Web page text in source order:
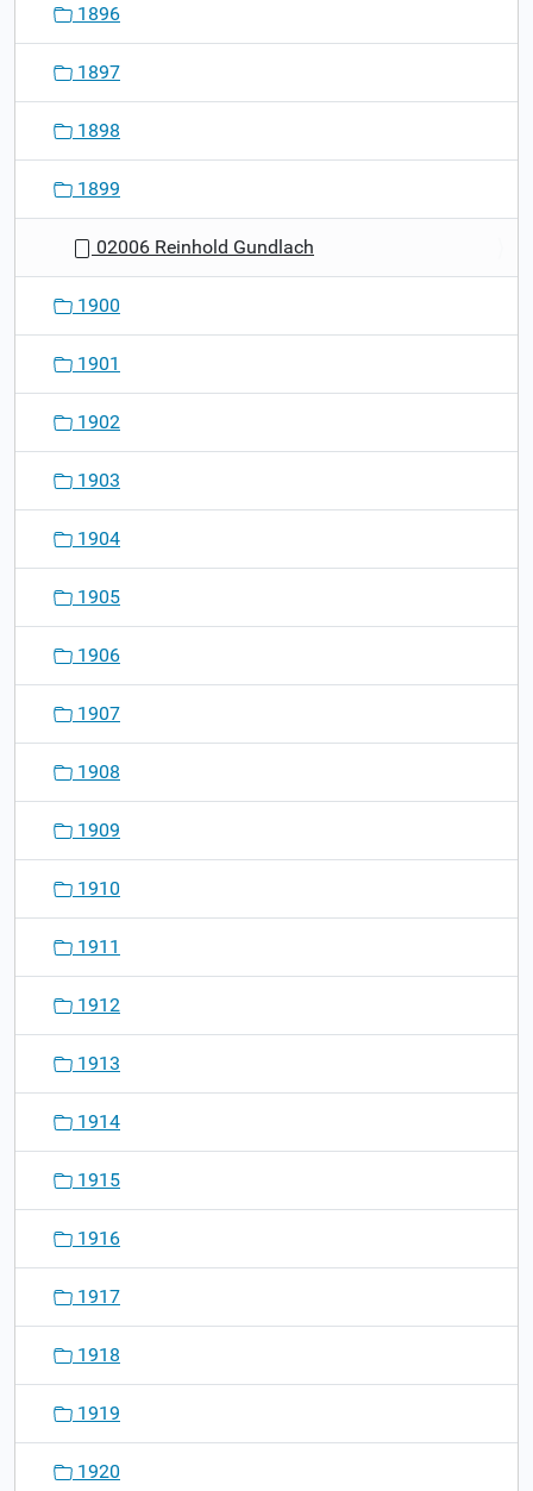
1896
1897
1898
1899
02006 Reinhold Gundlach
1900
1901
1902
1903
1904
1905
1906
1907
1908
1909
1910
1911
1912
1913
1914
1915
1916
1917
1918
1919
1920